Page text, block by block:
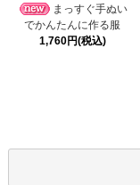
まっすぐ手ぬい
でかんたんに作る服
1,760円(税込)